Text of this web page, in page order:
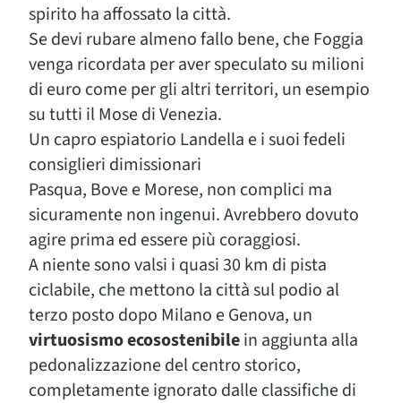
spirito ha affossato la città.
Se devi rubare almeno fallo bene, che Foggia
venga ricordata per aver speculato su milioni
di euro come per gli altri territori, un esempio
su tutti il Mose di Venezia.
Un capro espiatorio Landella e i suoi fedeli
consiglieri dimissionari
Pasqua, Bove e Morese, non complici ma
sicuramente non ingenui. Avrebbero dovuto
agire prima ed essere più coraggiosi.
A niente sono valsi i quasi 30 km di pista
ciclabile, che mettono la città sul podio al
terzo posto dopo Milano e Genova, un
virtuosismo ecosostenibilein aggiunta alla
pedonalizzazione del centro storico,
completamente ignorato dalle classifiche di